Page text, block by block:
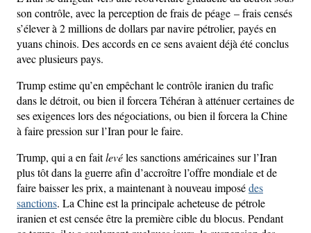
son contrôle, avec la perception de frais de péage – frais censés
s’élever à 2 millions de dollars par navire pétrolier, payés en
yuans chinois. Des accords en ce sens avaient déjà été conclus
avec plusieurs pays.
Trump estime qu’en empêchant le contrôle iranien du trafic
dans le détroit, ou bien il forcera Téhéran à atténuer certaines de
ses exigences lors des négociations, ou bien il forcera la Chine
à faire pression sur l’Iran pour le faire.
Trump, qui a en faitlevéles sanctions américaines sur l’Iran
plus tôt dans la guerre afin d’accroître l’offre mondiale et de
faire baisser les prix, a maintenant à nouveau imposédes
sanctions. La Chine est la principale acheteuse de pétrole
iranien et est censée être la première cible du blocus. Pendant